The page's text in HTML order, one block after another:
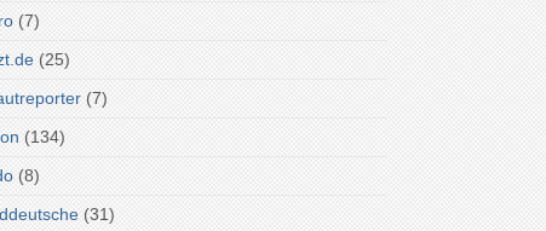
(7)
(25)
(7)
(134)
(8)
(31)